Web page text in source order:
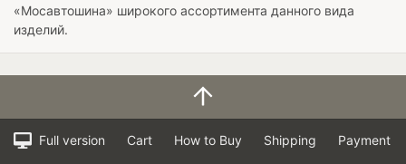
«Мосавтошина» широкого ассортимента данного вида
изделий.
Full version Cart How to Buy Shipping Payment